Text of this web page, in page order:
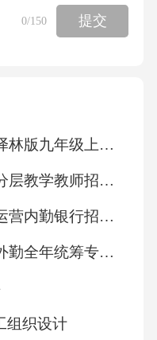
（建筑面积8600
及碳咨询服务办
玻璃，能耗较常规
连接光伏系统、
设雨水回收系统
光伏组件清洗及
演示项目减排原
知识培训，预计
产能及收益目
0/150 提交
【新教材】2026年秋译林版九年级上册英语Unit 8 The world of literature单元测试卷（含答案）
2026年中学数理课题分层教学教师招聘考试笔试试题（含答案）
2026年银行线上基金运营内勤银行招聘考试笔试试题（含答案）
2026年烟草市场管理外勤全年统筹专员烟草公司招聘考试笔试试题（含答案）
组织设计